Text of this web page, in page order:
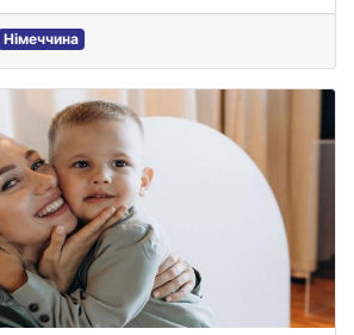
Німеччина